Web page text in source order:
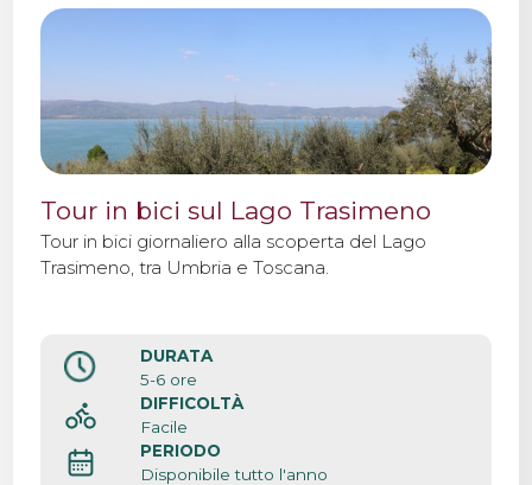
Tour in bici sul Lago Trasimeno
Tour in bici giornaliero alla scoperta del Lago
Trasimeno, tra Umbria e Toscana.
DURATA
5-6 ore
DIFFICOLTÀ
Facile
PERIODO
Disponibile tutto l'anno